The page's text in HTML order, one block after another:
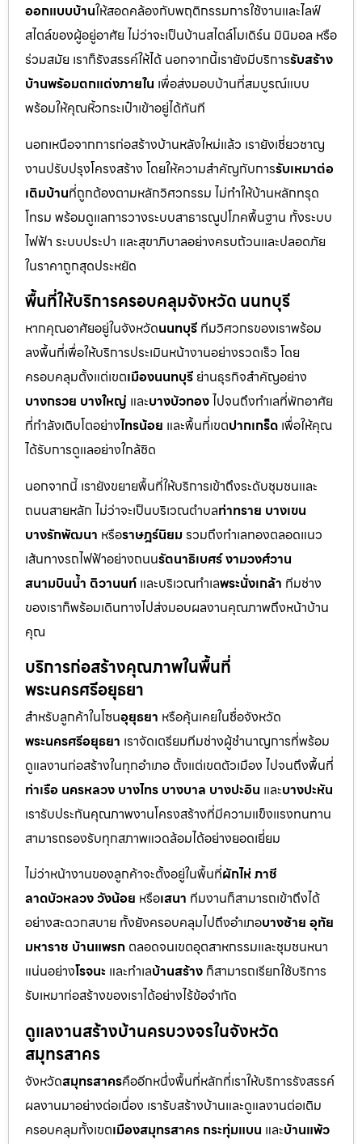
ออกแบบบ้านให้สอดคล้องกับพฤติกรรมการใช้งานและไลฟ์
สไตล์ของผู้อยู่อาศัย ไม่ว่าจะเป็นบ้านสไตล์โมเดิร์น มินิมอล หรือ
ร่วมสมัย เราก็รังสรรค์ให้ได้ นอกจากนี้เรายังมีบริการรับสร้าง
บ้านพร้อมตกแต่งภายใน เพื่อส่งมอบบ้านที่สมบูรณ์แบบ
พร้อมให้คุณหิ้วกระเป๋าเข้าอยู่ได้ทันที
นอกเหนือจากการก่อสร้างบ้านหลังใหม่แล้ว เรายังเชี่ยวชาญ
งานปรับปรุงโครงสร้าง โดยให้ความสำคัญกับการรับเหมาต่อ
เติมบ้านที่ถูกต้องตามหลักวิศวกรรม ไม่ทำให้บ้านหลักทรุด
โทรม พร้อมดูแลการวางระบบสาธารณูปโภคพื้นฐาน ทั้งระบบ
ไฟฟ้า ระบบประปา และสุขาภิบาลอย่างครบถ้วนและปลอดภัย
ในราคาถูกสุดประหยัด
พื้นที่ให้บริการครอบคลุมจังหวัด นนทบุรี
หากคุณอาศัยอยู่ในจังหวัดนนทบุรี ทีมวิศวกรของเราพร้อม
ลงพื้นที่เพื่อให้บริการประเมินหน้างานอย่างรวดเร็ว โดย
ครอบคลุมตั้งแต่เขตเมืองนนทบุรี ย่านธุรกิจสำคัญอย่าง
บางกรวย บางใหญ่ และบางบัวทองไปจนถึงทำเลที่พักอาศัย
ที่กำลังเติบโตอย่างไทรน้อย และพื้นที่เขตปากเกร็ด เพื่อให้คุณ
ได้รับการดูแลอย่างใกล้ชิด
นอกจากนี้ เรายังขยายพื้นที่ให้บริการเข้าถึงระดับชุมชนและ
ถนนสายหลัก ไม่ว่าจะเป็นบริเวณตำบลท่าทราย บางเขน
บางรักพัฒนา หรือราษฎร์นิยมรวมถึงทำเลทองตลอดแนว
เส้นทางรถไฟฟ้าอย่างถนนรัตนาธิเบศร์ งามวงศ์วาน
สนามบินน้ำ ติวานนท์ และบริเวณทำเลพระนั่งเกล้า ทีมช่าง
ของเราก็พร้อมเดินทางไปส่งมอบผลงานคุณภาพถึงหน้าบ้าน
คุณ
บริการก่อสร้างคุณภาพในพื้นที่
พระนครศรีอยุธยา
สำหรับลูกค้าในโซนอุยุธยา หรือคุ้นเคยในชื่อจังหวัด
พระนครศรีอยุธยา เราจัดเตรียมทีมช่างผู้ชำนาญการที่พร้อม
ดูแลงานก่อสร้างในทุกอำเภอ ตั้งแต่เขตตัวเมือง ไปจนถึงพื้นที่
ท่าเรือ นครหลวง บางไทร บางบาล บางปะอิน และบางปะหัน
เรารับประกันคุณภาพงานโครงสร้างที่มีความแข็งแรงทนทาน
สามารถรองรับทุกสภาพแวดล้อมได้อย่างยอดเยี่ยม
ไม่ว่าหน้างานของลูกค้าจะตั้งอยู่ในพื้นที่ผักไห่ ภาชี
ลาดบัวหลวง วังน้อย หรือเสนา ทีมงานก็สามารถเข้าถึงได้
อย่างสะดวกสบาย ทั้งยังครอบคลุมไปถึงอำเภอบางซ้าย อุทัย
มหาราช บ้านแพรก ตลอดจนเขตอุตสาหกรรมและชุมชนหนา
แน่นอย่างโรจนะ และทำเลบ้านสร้าง ก็สามารถเรียกใช้บริการ
รับเหมาก่อสร้างของเราได้อย่างไร้ข้อจำกัด
ดูแลงานสร้างบ้านครบวงจรในจังหวัด
สมุทรสาคร
จังหวัดสมุทรสาครคืออีกหนึ่งพื้นที่หลักที่เราให้บริการรังสรรค์
ผลงานมาอย่างต่อเนื่อง เรารับสร้างบ้านและดูแลงานต่อเติม
ครอบคลุมทั้งเขตเมืองสมุทรสาคร กระทุ่มแบน และบ้านแพ้ว